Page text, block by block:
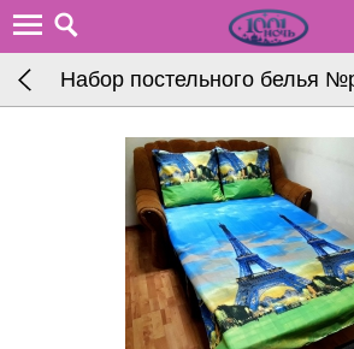
Набор постельного белья